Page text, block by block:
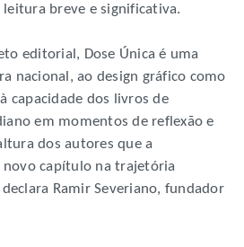
breve e significativa.
editorial, Dose Única é uma
nacional, ao design gráfico como
capacidade dos livros de
em momentos de reflexão e
dos autores que a
capítulo na trajetória
Ramir Severiano, fundador